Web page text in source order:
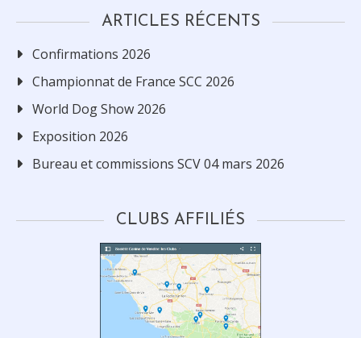
ARTICLES RÉCENTS
Confirmations 2026
Championnat de France SCC 2026
World Dog Show 2026
Exposition 2026
Bureau et commissions SCV 04 mars 2026
CLUBS AFFILIÉS